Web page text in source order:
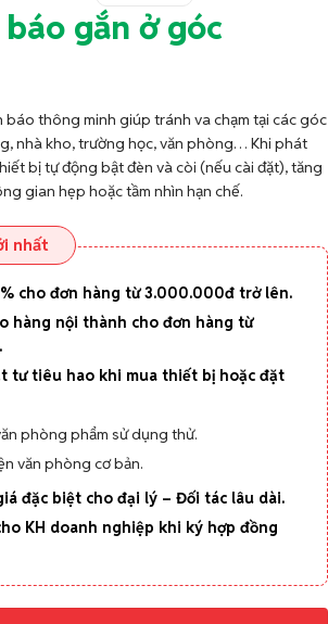
gắn ở góc
báo thông minh giúp tránh va chạm tại các góc
nhà kho, trường học, văn phòng… Khi phát
bị tự động bật đèn và còi (nếu cài đặt), tăng
gian hẹp hoặc tầm nhìn hạn chế.
nhất
cho đơn hàng từ 3.000.000đ trở lên.
hàng nội thành cho đơn hàng từ
tư tiêu hao khi mua thiết bị hoặc đặt
phòng phẩm sử dụng thử.
văn phòng cơ bản.
đặc biệt cho đại lý – Đối tác lâu dài.
KH doanh nghiệp khi ký hợp đồng